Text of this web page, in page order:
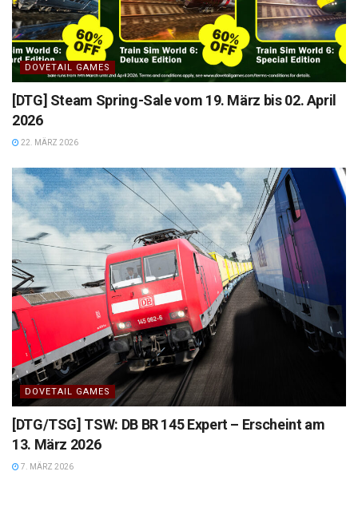
DOVETAIL GAMES
[DTG] Steam Spring-Sale vom 19. März bis 02. April
2026
22. MÄRZ 2026
DOVETAIL GAMES
[DTG/TSG] TSW: DB BR 145 Expert – Erscheint am
13. März 2026
7. MÄRZ 2026